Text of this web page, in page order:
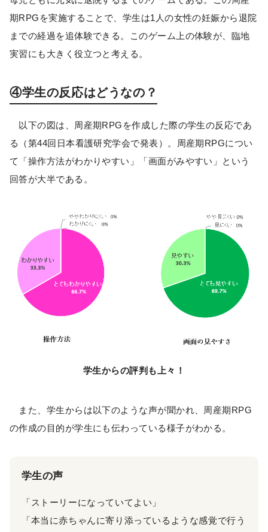
期RPGを実施することで、学生は1人の女性の妊娠から退院
までの経過を追体験できる。このゲーム上の体験が、臨地
実習にも大きく役立つと考える。
④学生の反応はどうなの？
以下の図は、周産期RPGを作成した際の学生の反応であ
る（第44回日本看護研究学会で発表）。周産期RPGについ
て「操作方法がわかりやすい」「画面がみやすい」という
回答が大半である。
学生からの評判も上々！
また、学生からは以下のような声が聞かれ、周産期RPG
の作成の目的が学生にも伝わっている様子がわかる。
学生の声
「ストーリーになっていてよい」
「本当に赤ちゃんに寄り添っているような感覚で行う